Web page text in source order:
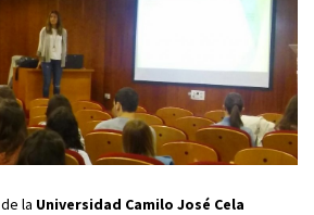
de la Universidad Camilo José Cela